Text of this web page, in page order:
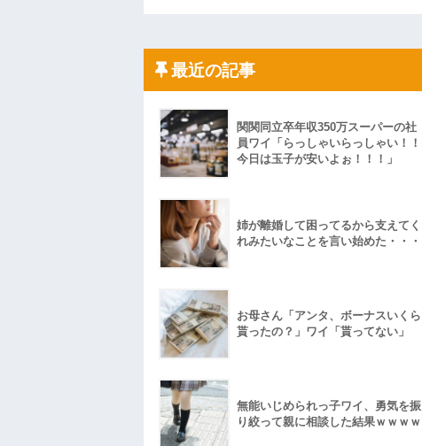
最近の記事
関関同立卒年収350万スーパーの社
員ワイ「らっしゃいらっしゃい！！
今日は玉子が安いよぉ！！！」
姉が離婚して困ってるから支えてく
れみたいなことを言い始めた・・・
お母さん「アンタ、ボーナスいくら
貰ったの？」ワイ「貰ってない」
無能いじめられっ子ワイ、勇気を振
り絞って親に相談した結果ｗｗｗｗ